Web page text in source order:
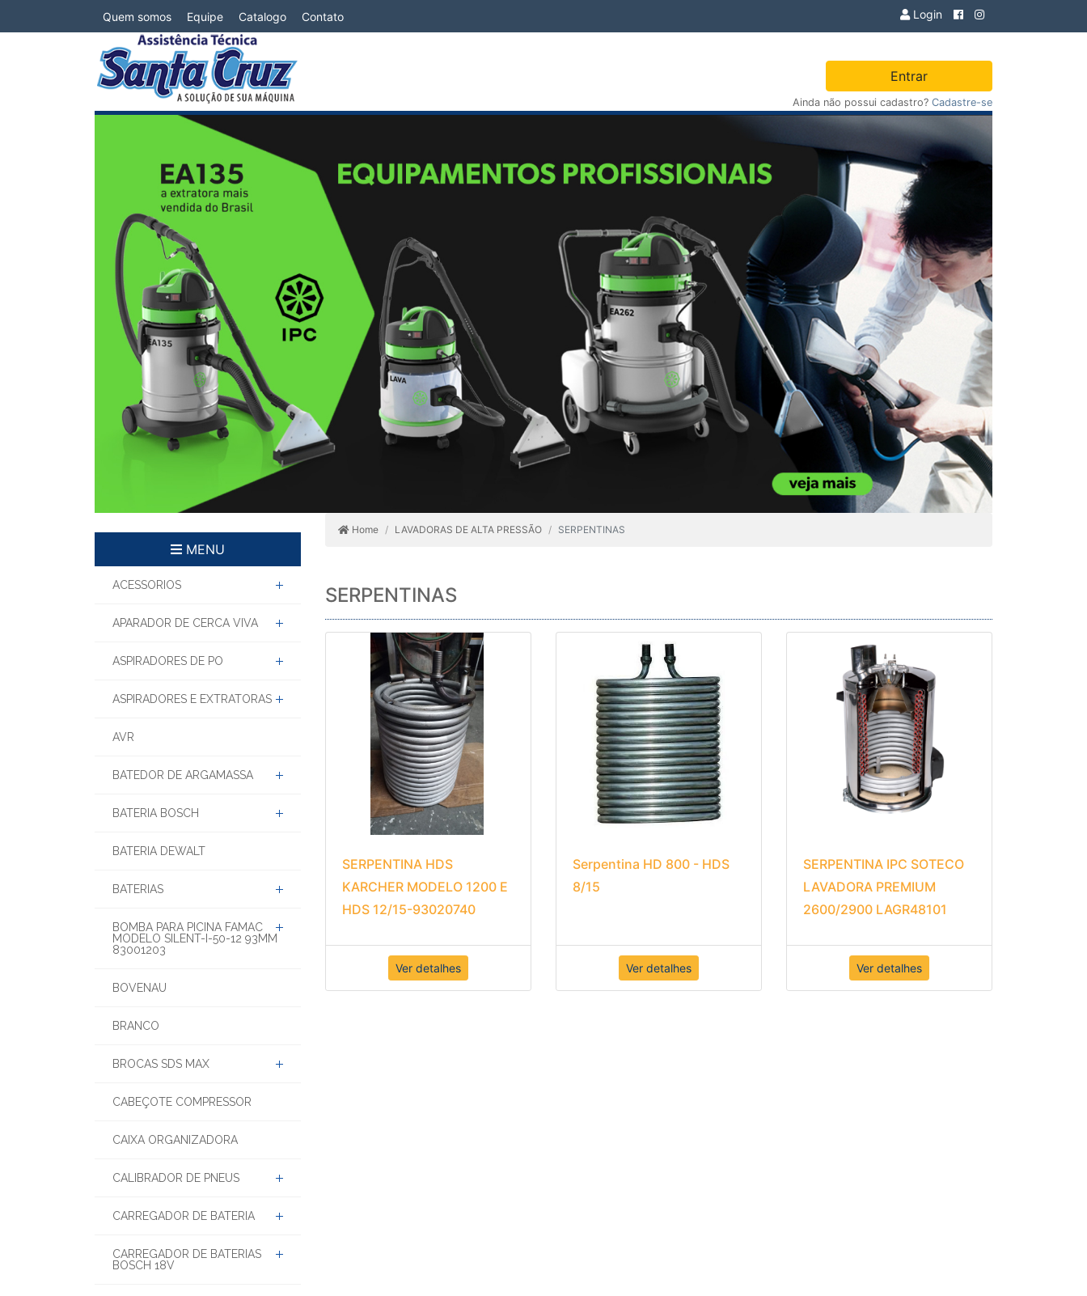
Quem somos Equipe Catalogo Contato Login
Entrar
Ainda não possui cadastro? Cadastre-se
MENU
ACESSORIOS
APARADOR DE CERCA VIVA
ASPIRADORES DE PO
ASPIRADORES E EXTRATORAS
AVR
BATEDOR DE ARGAMASSA
BATERIA BOSCH
BATERIA DEWALT
BATERIAS
BOMBA PARA PICINA FAMAC
MODELO SILENT-I-50-12 93MM
83001203
BOVENAU
BRANCO
BROCAS SDS MAX
CABEÇOTE COMPRESSOR
CAIXA ORGANIZADORA
CALIBRADOR DE PNEUS
CARREGADOR DE BATERIA
CARREGADOR DE BATERIAS
BOSCH 18V
Home LAVADORAS DE ALTA PRESSÃO SERPENTINAS
SERPENTINAS
SERPENTINA HDS
KARCHER MODELO 1200 E
HDS 12/15-93020740
Ver detalhes
Serpentina HD 800 - HDS
8/15
Ver detalhes
SERPENTINA IPC SOTECO
LAVADORA PREMIUM
2600/2900 LAGR48101
Ver detalhes